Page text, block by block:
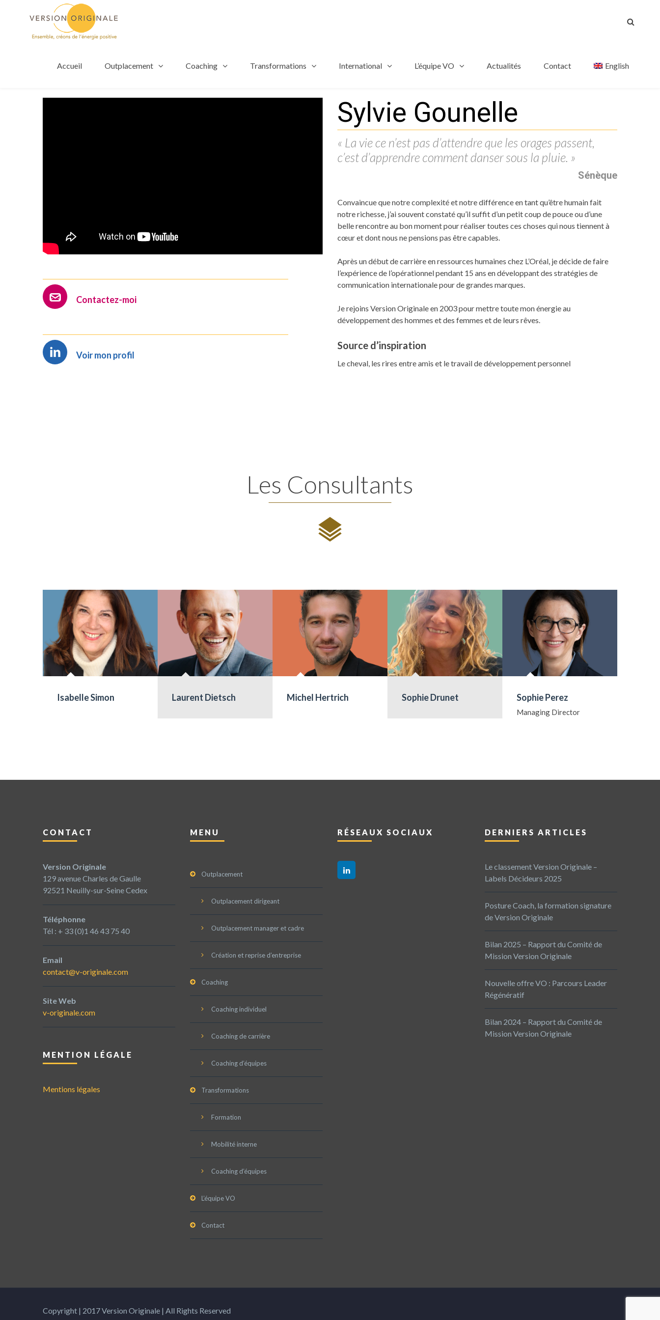
Accueil Outplacement Coaching Transformations International L’équipe VO Actualités Contact English
Contactez-moi
Voir mon profil
Sylvie Gounelle
« La vie ce n’est pas d’attendre que les orages passent,
c’est d’apprendre comment danser sous la pluie. »
Sénèque
Convaincue que notre complexité et notre différence en tant qu’être humain fait
notre richesse, j’ai souvent constaté qu’il suffit d’un petit coup de pouce ou d’une
belle rencontre au bon moment pour réaliser toutes ces choses qui nous tiennent à
cœur et dont nous ne pensions pas être capables.
Après un début de carrière en ressources humaines chez L’Oréal, je décide de faire
l’expérience de l’opérationnel pendant 15 ans en développant des stratégies de
communication internationale pour de grandes marques.
Je rejoins Version Originale en 2003 pour mettre toute mon énergie au
développement des hommes et des femmes et de leurs rêves.
Source d’inspiration
Le cheval, les rires entre amis et le travail de développement personnel
Les Consultants
Isabelle Simon Laurent Dietsch Michel Hertrich Sophie Drunet Sophie Perez
Managing Director
CONTACT
Version Originale
129 avenue Charles de Gaulle
92521 Neuilly-sur-Seine Cedex
Téléphonne
Tél : + 33 (0)1 46 43 75 40
Email
contact@v-originale.com
Site Web
v-originale.com
MENTION LÉGALE
Mentions légales
MENU
Outplacement
Outplacement dirigeant
Outplacement manager et cadre
Création et reprise d’entreprise
Coaching
Coaching individuel
Coaching de carrière
Coaching d’équipes
Transformations
Formation
Mobilité interne
Coaching d’équipes
L’équipe VO
Contact
RÉSEAUX SOCIAUX DERNIERS ARTICLES
Le classement Version Originale –
Labels Décideurs 2025
Posture Coach, la formation signature
de Version Originale
Bilan 2025 – Rapport du Comité de
Mission Version Originale
Nouvelle offre VO : Parcours Leader
Régénératif
Bilan 2024 – Rapport du Comité de
Mission Version Originale
Copyright | 2017 Version Originale | All Rights Reserved